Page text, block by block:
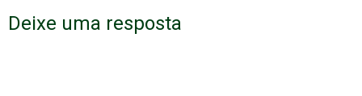
Deixe uma resposta